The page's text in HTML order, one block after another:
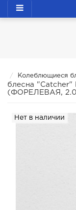
Колеблющиеся
блесна
(ФОРЕЛЕВАЯ,
Нет в наличии